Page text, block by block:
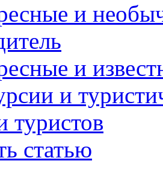
и
и
и
туристов
статью